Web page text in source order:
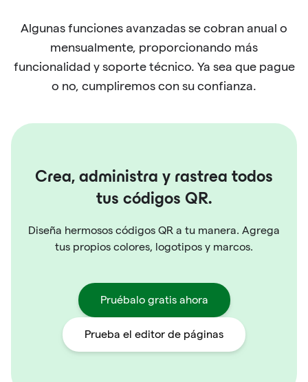
Algunas funciones avanzadas se cobran anual o
mensualmente, proporcionando más
funcionalidad y soporte técnico. Ya sea que pague
o no, cumpliremos con su confianza.
Crea, administra y rastrea todos
tus códigos QR.
Diseña hermosos códigos QR a tu manera. Agrega
tus propios colores, logotipos y marcos.
Pruébalo gratis ahora
Prueba el editor de páginas